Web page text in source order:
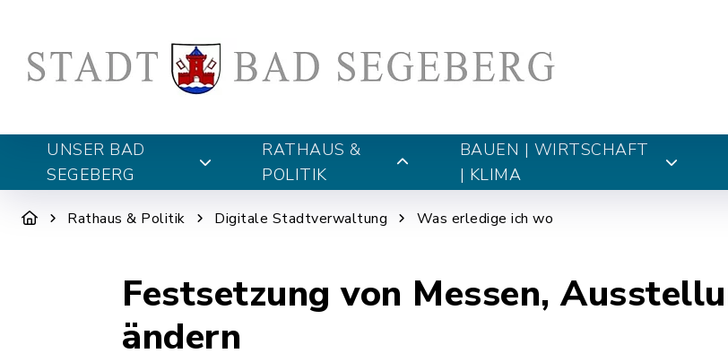
UNSER BAD
SEGEBERG
RATHAUS &
POLITIK
BAUEN | WIRTSCHAFT
| KLIMA
Rathaus & Politik Digitale Stadtverwaltung Was erledige ich wo
Festsetzung von Messen,
ändern